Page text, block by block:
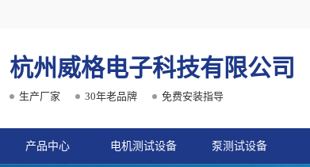
杭州威格电子科技有限公司
生产厂家 30年老品牌 免费安装指导
产品中心 电机测试设备 泵测试设备